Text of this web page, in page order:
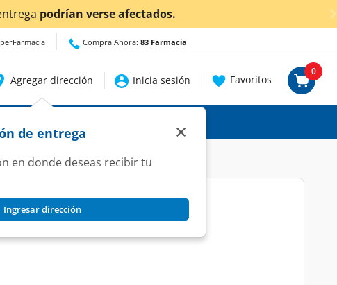
detalles.
Compra Ahora: 83 Farmacia
Agregar dirección
de entrega
en donde deseas recibir tu
Ingresar dirección
×
Inicia sesión Favoritos
0
Sólido en Agua, 140 gr.